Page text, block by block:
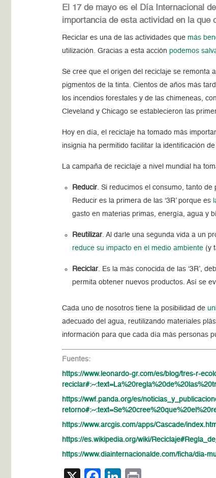
El 17 de mayo es el Día Internacional
importancia de esta actividad en la que
Reciclar es una de las actividades quemás
utilización. Gracias a esta acciónpodemos
Se cree que el origen del reciclaje se remonta
pigmentos de la tinta. Cientos de años más
los incendios forestales y de las chimeneas,
Cleveland y Chicago se establecieron las
Hoy en día, el reciclaje ha tomado más
insignia ha permitido facilitar la identificación
La campaña de reciclaje a nivel mundial ha
Reducir . Si reducimos el consumo, tanto
Reducir es la primera de las ‘3R’ porque es
gasto en materias primas, energía, agua y
Reutilizar . Al darle una segunda vida a un
reduce su impacto en el medio ambiente (y
Reciclar . Es la más conocida de las ‘3R’,
permita obtener nuevos productos. Así se
Cada uno de nosotros tiene la posibilidad de
adecuado del agua, reutilizando materiales
información para que cada día más personas
Fuentes:
https://www.leonardo-gr.com/es/blog/tres-r-
https://wwf.panda.org/es/
https://www.arcgis.com/apps/Cascade/
https://es.wikipedia.org/wiki/
https://www.diainternacionalde.com/ficha/dia-